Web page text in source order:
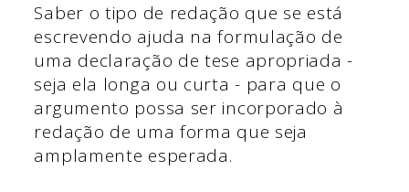
Saber o tipo de redação que se está
escrevendo ajuda na formulação de
uma declaração de tese apropriada -
seja ela longa ou curta - para que o
argumento possa ser incorporado à
redação de uma forma que seja
amplamente esperada.